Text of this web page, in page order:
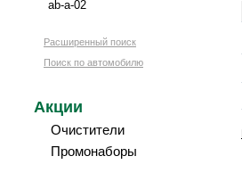
Расширенный поиск
Поиск по автомобилю
Акции
Очистители
Промонаборы